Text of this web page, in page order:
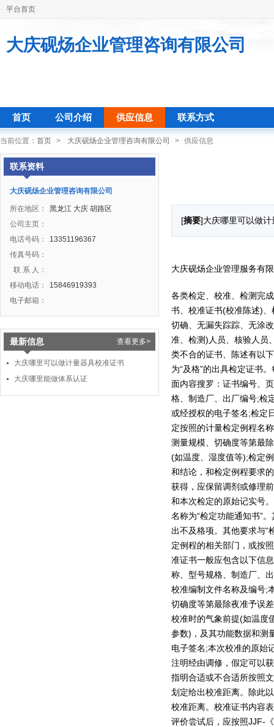
平台首页
大庆砚炀企业管理咨询有限公司
首页 公司介绍 供应信息 联系方式
当前位置： 首页 > 大庆砚炀企业管理咨询有限公司 > 供应信息
联系资料
大庆砚炀企业管理咨询有限公司
所在地区：
黑龙江 大庆 胡路区
公司主页：
电话号码：
13351196367
传真号码：
联 系 人：
移动电话：
15846919393
电子邮箱：
最新信息 查看更多>
大庆哪里可以做计量器具校准证书
大庆哪里能做体系认证
[摘要]大庆哪里可以做
大庆砚炀企业管理服务有
各类检定、校准、检测完
书、校准证书(校准陈述)
切确、无漏失踪踪、无涂
准、检测)人员、核验人员
类不合的证书、陈述有以
为“及格”的出具检定证书
面内容搜罗：证书编号、
格、制造厂、出厂编号;检
或经授权的电子签名;检定
定按照的计量检定例程名
测量规模、切确度等第最
(如温度、湿度值等);检定
和结论，和检定例程要求
获得，应保留调剂或修理
和本次检定的原始记实号
名称为“检定功能通知书”
出不及格项。其他要求与“
定例程的相关部门，或按
准证书一般应包含以下信
称、型号规格、制造厂、
校准编制文件名称及编号;
切确度等第最除夜准予误
校准时的气象前提(如温度
参数)，及其功能数据和测
电子签名;本次校准的原始
注明经由调修，假定可以
指明合适或不合适所按照
划定给出校准距离。除此
校准距离。校准证书内容
评价尝试后，应按照JJF-